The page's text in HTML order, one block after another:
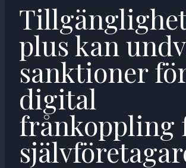
plus kan
sanktioner
digital
frånkoppling